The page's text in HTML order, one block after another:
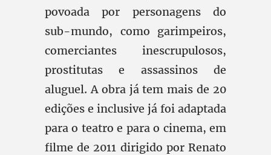
povoada por personagens do
sub-mundo, como garimpeiros,
comerciantes inescrupulosos,
prostitutas e assassinos de
aluguel. A obra já tem mais de 20
edições e inclusive já foi adaptada
para o teatro e para o cinema, em
filme de 2011 dirigido por Renato